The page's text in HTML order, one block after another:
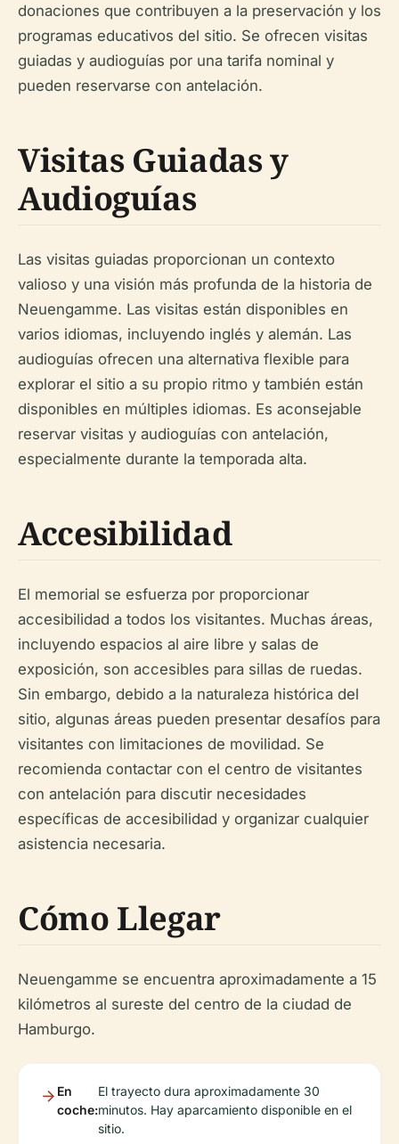
donaciones que contribuyen a la preservación y los
programas educativos del sitio. Se ofrecen visitas
guiadas y audioguías por una tarifa nominal y
pueden reservarse con antelación.
Visitas Guiadas y
Audioguías
Las visitas guiadas proporcionan un contexto
valioso y una visión más profunda de la historia de
Neuengamme. Las visitas están disponibles en
varios idiomas, incluyendo inglés y alemán. Las
audioguías ofrecen una alternativa flexible para
explorar el sitio a su propio ritmo y también están
disponibles en múltiples idiomas. Es aconsejable
reservar visitas y audioguías con antelación,
especialmente durante la temporada alta.
Accesibilidad
El memorial se esfuerza por proporcionar
accesibilidad a todos los visitantes. Muchas áreas,
incluyendo espacios al aire libre y salas de
exposición, son accesibles para sillas de ruedas.
Sin embargo, debido a la naturaleza histórica del
sitio, algunas áreas pueden presentar desafíos para
visitantes con limitaciones de movilidad. Se
recomienda contactar con el centro de visitantes
con antelación para discutir necesidades
específicas de accesibilidad y organizar cualquier
asistencia necesaria.
Cómo Llegar
Neuengamme se encuentra aproximadamente a 15
kilómetros al sureste del centro de la ciudad de
Hamburgo.
En
coche:
El trayecto dura aproximadamente 30
minutos. Hay aparcamiento disponible en el
sitio.